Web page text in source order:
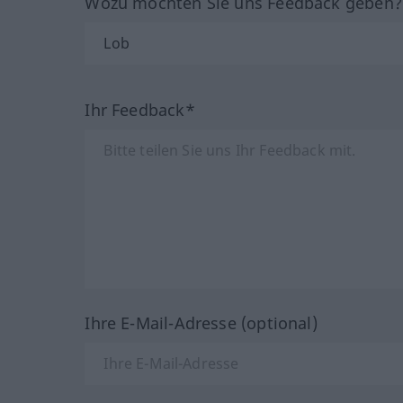
Ihr Feedback*
Ihre E-Mail-Adresse (optional)